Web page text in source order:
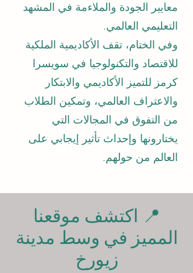
معايير الجودة والملاءمة في المشهد
التعليمي العالمي.
وفي الختام، تقف الأكاديمية الملكية
للاقتصاد والتكنولوجيا في سويسرا
كرمز للتميز الأكاديمي والابتكار
والاعتراف العالمي، وتمكين الطلاب
من التفوق في المجالات التي
يختارونها وإحداث تأثير إيجابي على
العالم من حولهم.
📍 اكتشف موقعنا
المميز في وسط مدينة
زيورخ